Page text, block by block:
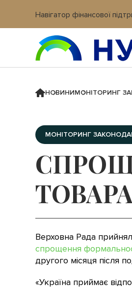
Навігатор фінансової
Вхід в кабінет IT платформи
НОВИНИМОНІТОРИНГ
МОНІТОРИНГ
Верховна Рада
спрощення
другого місяця після
«Україна приймає